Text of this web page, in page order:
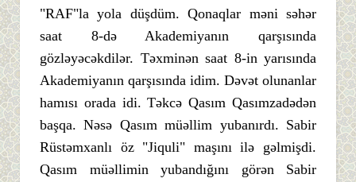
"RAF"la yola düşdüm. Qonaqlar məni səhər
saat 8-də Akademiyanın qarşısında
gözləyəcəkdilər. Təxminən saat 8-in yarısında
Akademiyanın qarşısında idim. Dəvət olunanlar
hamısı orada idi. Təkcə Qasım Qasımzadədən
başqa. Nəsə Qasım müəllim yubanırdı. Sabir
Rüstəmxanlı öz "Jiquli" maşını ilə gəlmişdi.
Qasım müəllimin yubandığını görən Sabir